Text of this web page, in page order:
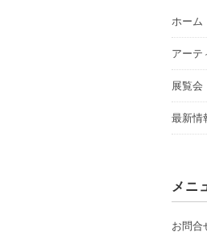
ホーム
アーテ
展覧会
最新情
メニ
お問合